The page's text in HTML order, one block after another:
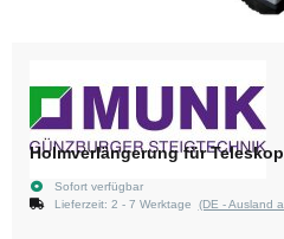
Holmverlängerung für
Sofort verfügbar
Lieferzeit: 2 - 7 Werktage (DE - Ausland